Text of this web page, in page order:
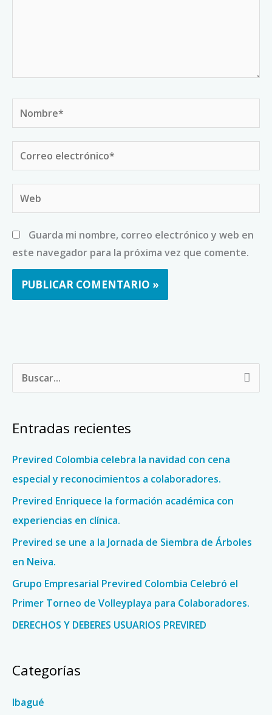
a
r
p
o
r
Entradas recientes
Previred Colombia celebra la navidad con cena
especial y reconocimientos a colaboradores.
Previred Enriquece la formación académica con
experiencias en clínica.
Previred se une a la Jornada de Siembra de Árboles
en Neiva.
Grupo Empresarial Previred Colombia Celebró el
Primer Torneo de Volleyplaya para Colaboradores.
DERECHOS Y DEBERES USUARIOS PREVIRED
Categorías
Ibagué
Nombre*
Correo
electrónico*
Web
Guarda mi nombre, correo electrónico y web en
este navegador para la próxima vez que comente.